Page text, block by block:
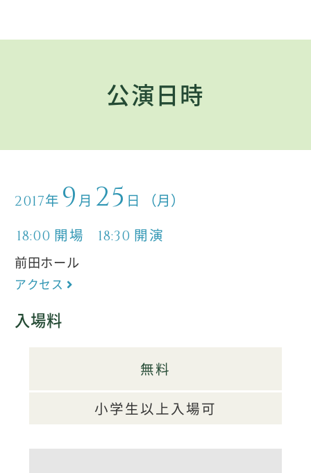
公演日時
2017年 9 月 25 日 （月）
18:00 開場 18:30 開演
前田ホール
アクセス
入場料
無料
小学生以上入場可